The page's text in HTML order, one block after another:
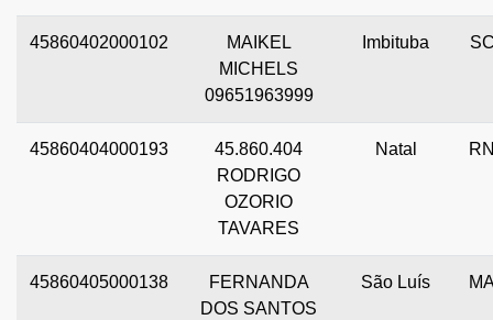
45860402000102
MAIKEL
MICHELS
09651963999
Imbituba
45860404000193
45.860.404
RODRIGO
OZORIO
TAVARES
Natal
45860405000138
FERNANDA
DOS SANTOS
São Luís